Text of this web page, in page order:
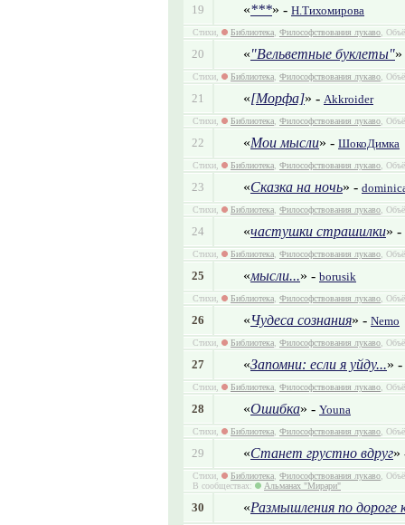
19 «***» - Н.Тихомирова
Стихи, Библиотека Философствования лукаво ,
20 «"Вельветные буклеты"
Стихи, Библиотека Философствования лукаво ,
21 «[Морфа]» - Akkroider
Стихи, Библиотека Философствования лукаво ,
22 «Мои мысли» - ШокоДимка
Стихи, Библиотека Философствования лукаво ,
23 «Сказка на ночь» -
Стихи, Библиотека Философствования лукаво ,
24 «частушки страшилки» -
Стихи, Библиотека Философствования лукаво ,
25 «мысли...» - borusik
Стихи, Библиотека Философствования лукаво ,
26 «Чудеса сознания» - Nemo
Стихи, Библиотека Философствования лукаво ,
27 «Запомни: если я уйду...» -
Стихи, Библиотека Философствования лукаво ,
28 «Ошибка» - Youna
Стихи, Библиотека Философствования лукаво ,
29 «Станет грустно вдруг
Стихи, Библиотека Философствования лукаво ,
В сообществах:
Альманах "Мирари"
30 «Размышления по дороге